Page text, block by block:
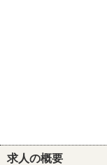
求人の概要